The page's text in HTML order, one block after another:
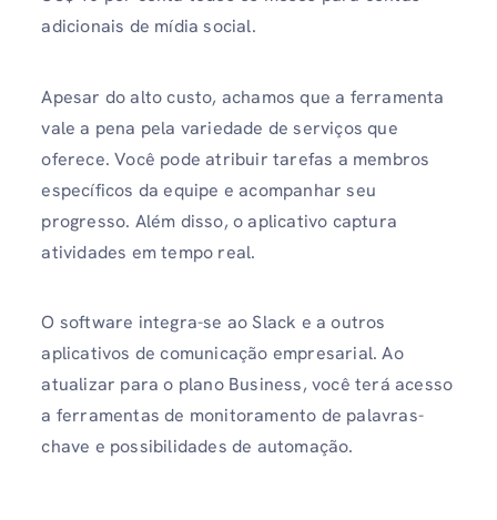
adicionais de mídia social.
Apesar do alto custo, achamos que a ferramenta
vale a pena pela variedade de serviços que
oferece. Você pode atribuir tarefas a membros
específicos da equipe e acompanhar seu
progresso. Além disso, o aplicativo captura
atividades em tempo real.
O software integra-se ao Slack e a outros
aplicativos de comunicação empresarial. Ao
atualizar para o plano Business, você terá acesso
a ferramentas de monitoramento de palavras-
chave e possibilidades de automação.